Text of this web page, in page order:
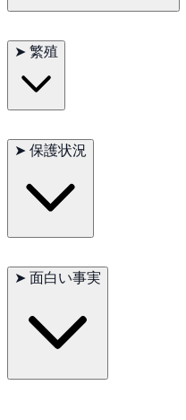
鳥の飼い主に最適です。早期
トリックを学ぶことができ
➤ 繁殖
りません。繁殖期には大きな
日です。
➤ 保護状況
合（IUCN）によって近危（
す。
➤ 面白い事実
力なくちばしを持ち、大き